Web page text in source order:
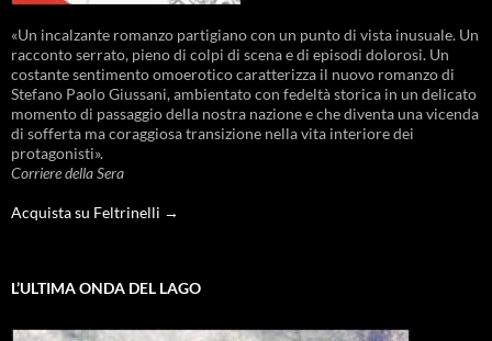
«Un incalzante romanzo partigiano con un punto di vista inusuale. Un
racconto serrato, pieno di colpi di scena e di episodi dolorosi. Un
costante sentimento omoerotico caratterizza il nuovo romanzo di
Stefano Paolo Giussani, ambientato con fedeltà storica in un delicato
momento di passaggio della nostra nazione e che diventa una vicenda
di sofferta ma coraggiosa transizione nella vita interiore dei
protagonisti».
Corriere della Sera
Acquista su Feltrinelli →
L’ULTIMA ONDA DEL LAGO